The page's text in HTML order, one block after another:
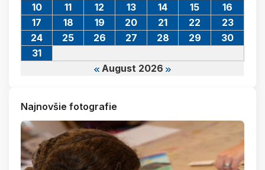
August 2026
10
11 12 13 14 15
16
17
18 19 20 21 22
23
24
25 26 27 28 29
30
31
Najnovšie fotografie